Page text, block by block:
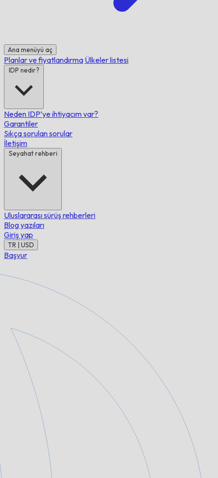
Ana menüyü aç
Planlar ve fiyatlandırma Ülkeler listesi
IDP nedir?
Neden IDP’ye ihtiyacım var?
Garantiler
Sıkça sorulan sorular
İletişim
Seyahat rehberi
Uluslararası sürüş rehberleri
Blog yazıları
Giriş yap
TR | USD
Başvur